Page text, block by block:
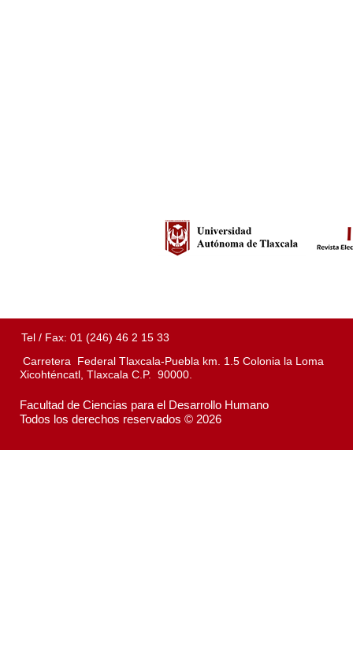
Tel / Fax: 01 (246) 46 2 15 33
Carretera Federal Tlaxcala-Puebla km. 1.5 Colonia la Loma
Xicohténcatl, Tlaxcala C.P. 90000.
Facultad de Ciencias para el Desarrollo Humano
Todos los derechos reservados © 2026